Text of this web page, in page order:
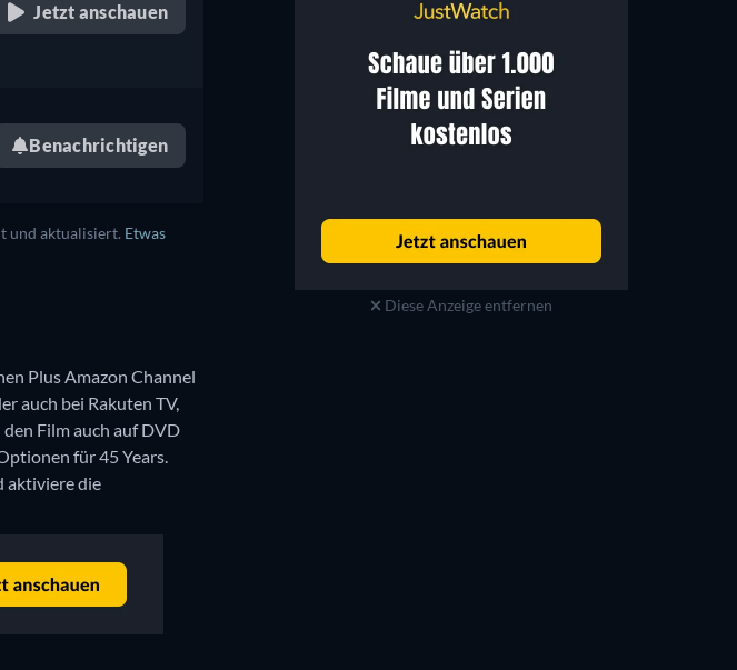
Jetzt anschauen
Benachrichtigen
und aktualisiert. Etwas
Plus Amazon Channel
auch bei Rakuten TV,
Film auch auf DVD
für 45 Years.
aktiviere die
Diese Anzeige entfernen